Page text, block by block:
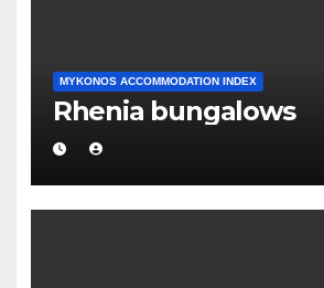
MYKONOS ACCOMMODATION INDEX
Rhenia bungalows